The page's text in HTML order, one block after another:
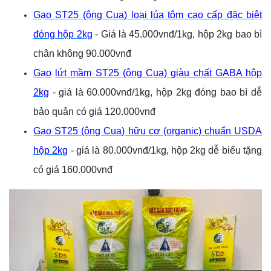
Gạo ST25 (ôngCua) loại lúa tôm cao cấp đặc biệt
đóng hộp 2kg - Giá là 45.000vnđ/1kg, hộp 2kg bao bì
chân không 90.000vnđ
Gạo
lứt mầm ST25 (ông Cua) giàu chất GABA hộp
2kg - giá là 60.000vnđ/1kg, hộp 2kg đóng bao bì dễ
bảo quản có giá 120.000vnđ
Gạo ST25 (ôngCua) hữu cơ (organic) chuẩn USDA
hộp 2kg - giá là 80.000vnđ/1kg, hộp 2kg dễ biếu tặng
có giá 160.000vnđ